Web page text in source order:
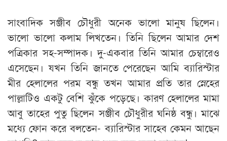
সাংবাদিক সঞ্জীব চৌধুরী অনেক ভালো মানুষ ছিলেন।
ভালো ভালো কলাম লিখতেন। তিনি ছিলেন আমার দেশ
পত্রিকার সহ-সম্পাদক। দু-একবার তিনি আমার চেম্বারেও
এসেছেন। যখন তিনি জানতে পেরেছেন আমি ব্যারিস্টার
মীর হেলালের পরম বন্ধু তখন আমার প্রতি তার স্নেহের
পাল্লাটিও একটু বেশি ঝুঁকে পড়েছে। কারণ হেলালের মামা
আবু তাহের পুতু ছিলেন সঞ্জীব চৌধুরীর ঘনিষ্ঠ বন্ধু। মাঝে
মধ্যে ফোন করে বলতেন- ব্যারিস্টার সাহেব কেমন আছেন